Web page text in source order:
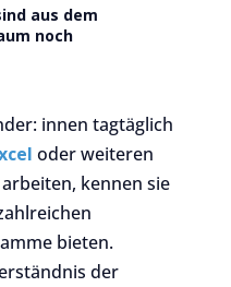
aus dem
noch
innen tagtäglich
oder weiteren
kennen sie
bieten.
der